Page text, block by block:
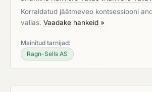
Korraldatud jäätmeveo kontsessiooni
vallas. Vaadake hankeid »
Mainitud tarnijad:
Ragn-Sells AS